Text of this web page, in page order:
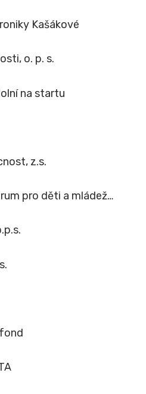
Kašákové
o. p. s.
na startu
z.s.
pro děti a mládež…